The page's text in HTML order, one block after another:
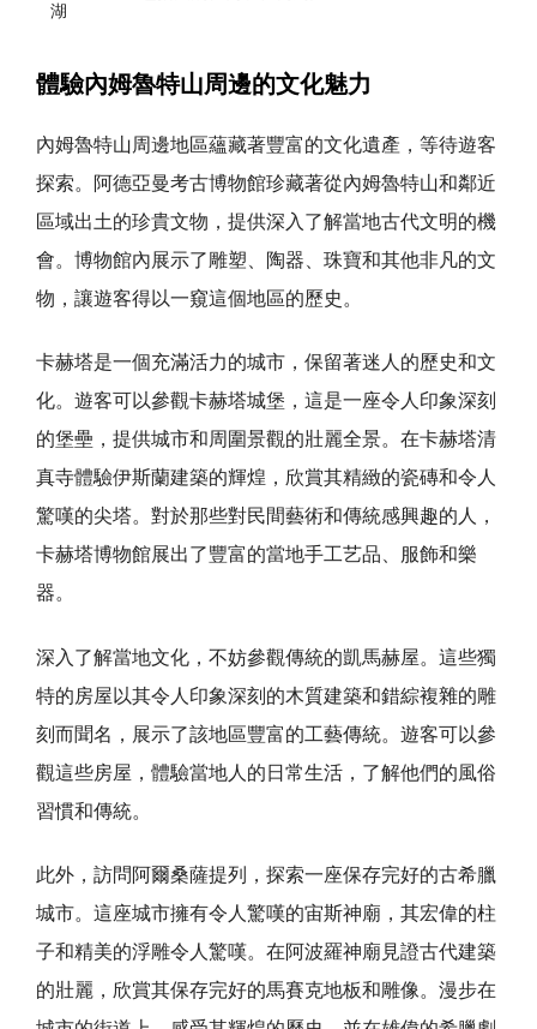
湖
體驗內姆魯特山周邊的文化魅力
內姆魯特山周邊地區蘊藏著豐富的文化遺產，等待遊客
探索。阿德亞曼考古博物館珍藏著從內姆魯特山和鄰近
區域出土的珍貴文物，提供深入了解當地古代文明的機
會。博物館內展示了雕塑、陶器、珠寶和其他非凡的文
物，讓遊客得以一窺這個地區的歷史。
卡赫塔是一個充滿活力的城市，保留著迷人的歷史和文
化。遊客可以參觀卡赫塔城堡，這是一座令人印象深刻
的堡壘，提供城市和周圍景觀的壯麗全景。在卡赫塔清
真寺體驗伊斯蘭建築的輝煌，欣賞其精緻的瓷磚和令人
驚嘆的尖塔。對於那些對民間藝術和傳統感興趣的人，
卡赫塔博物館展出了豐富的當地手工艺品、服飾和樂
器。
深入了解當地文化，不妨參觀傳統的凱馬赫屋。這些獨
特的房屋以其令人印象深刻的木質建築和錯綜複雜的雕
刻而聞名，展示了該地區豐富的工藝傳統。遊客可以參
觀這些房屋，體驗當地人的日常生活，了解他們的風俗
習慣和傳統。
此外，訪問阿爾桑薩提列，探索一座保存完好的古希臘
城市。這座城市擁有令人驚嘆的宙斯神廟，其宏偉的柱
子和精美的浮雕令人驚嘆。在阿波羅神廟見證古代建築
的壯麗，欣賞其保存完好的馬賽克地板和雕像。漫步在